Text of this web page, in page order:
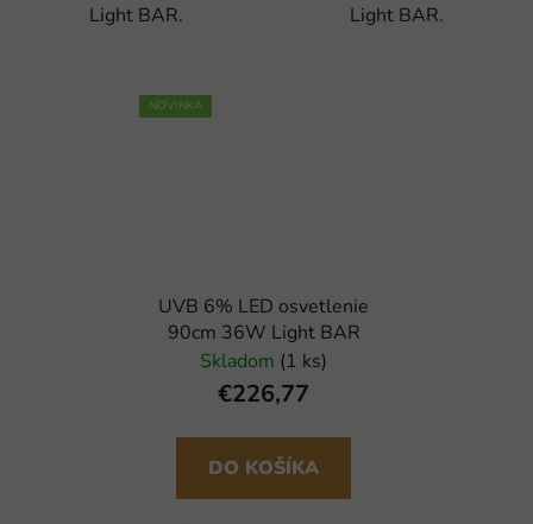
Light BAR.
Light BAR.
NOVINKA
UVB 6% LED osvetlenie
90cm 36W Light BAR
Skladom (1 ks)
€226,77
DO KOŠÍKA